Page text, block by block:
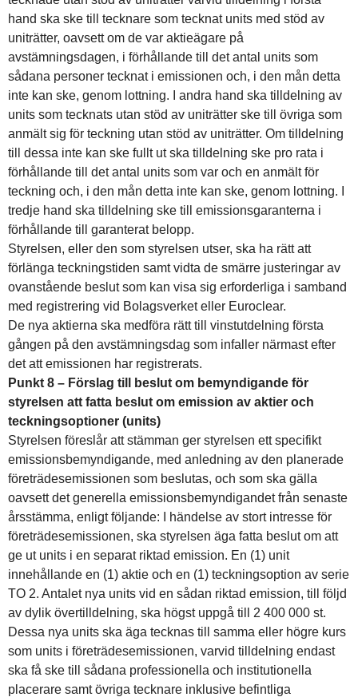
hand ska ske till tecknare som tecknat units med stöd av
uniträtter, oavsett om de var aktieägare på
avstämningsdagen, i förhållande till det antal units som
sådana personer tecknat i emissionen och, i den mån detta
inte kan ske, genom lottning. I andra hand ska tilldelning av
units som tecknats utan stöd av uniträtter ske till övriga som
anmält sig för teckning utan stöd av uniträtter. Om tilldelning
till dessa inte kan ske fullt ut ska tilldelning ske pro rata i
förhållande till det antal units som var och en anmält för
teckning och, i den mån detta inte kan ske, genom lottning. I
tredje hand ska tilldelning ske till emissionsgaranterna i
förhållande till garanterat belopp.
Styrelsen, eller den som styrelsen utser, ska ha rätt att
förlänga teckningstiden samt vidta de smärre justeringar av
ovanstående beslut som kan visa sig erforderliga i samband
med registrering vid Bolagsverket eller Euroclear.
De nya aktierna ska medföra rätt till vinstutdelning första
gången på den avstämningsdag som infaller närmast efter
det att emissionen har registrerats.
Punkt 8 – Förslag till beslut om bemyndigande för
styrelsen att fatta beslut om emission av aktier och
teckningsoptioner (units)
Styrelsen föreslår att stämman ger styrelsen ett specifikt
emissionsbemyndigande, med anledning av den planerade
företrädesemissionen som beslutas, och som ska gälla
oavsett det generella emissionsbemyndigandet från senaste
årsstämma, enligt följande: I händelse av stort intresse för
företrädesemissionen, ska styrelsen äga fatta beslut om att
ge ut units i en separat riktad emission. En (1) unit
innehållande en (1) aktie och en (1) teckningsoption av serie
TO 2. Antalet nya units vid en sådan riktad emission, till följd
av dylik övertilldelning, ska högst uppgå till 2 400 000 st.
Dessa nya units ska äga tecknas till samma eller högre kurs
som units i företrädesemissionen, varvid tilldelning endast
ska få ske till sådana professionella och institutionella
placerare samt övriga tecknare inklusive befintliga